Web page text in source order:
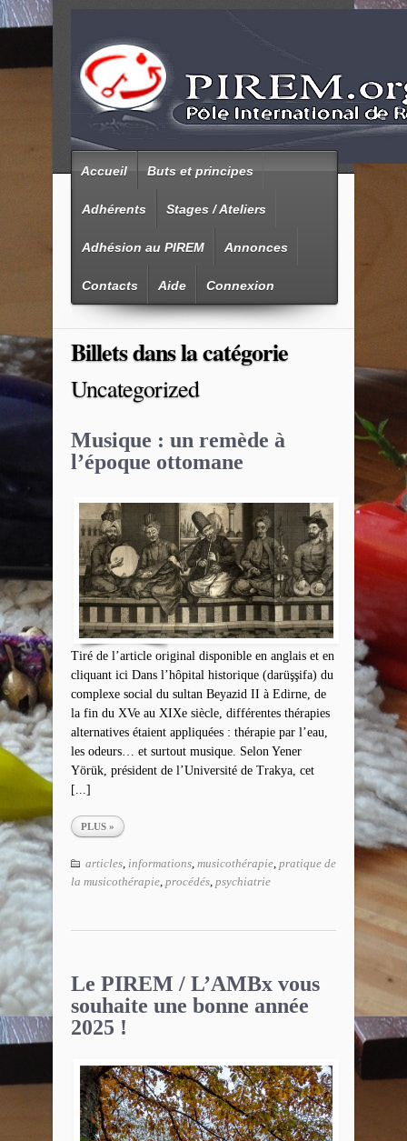
Accueil Buts et principes
Adhérents Stages / Ateliers
Adhésion au PIREM Annonces
Contacts Aide Connexion
Billets dans la catégorie
Uncategorized
Musique : un remède à
l’époque ottomane
Tiré de l’article original disponible en anglais et en
cliquant ici Dans l’hôpital historique (darüşşifa) du
complexe social du sultan Beyazid II à Edirne, de
la fin du XVe au XIXe siècle, différentes thérapies
alternatives étaient appliquées : thérapie par l’eau,
les odeurs… et surtout musique. Selon Yener
Yörük, président de l’Université de Trakya, cet
[...]
PLUS »
articles, informations, musicothérapie, pratique de
la musicothérapie, procédés, psychiatrie
Le PIREM / L’AMBx vous
souhaite une bonne année
2025 !